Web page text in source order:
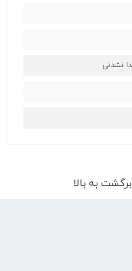
برگشت به بالا